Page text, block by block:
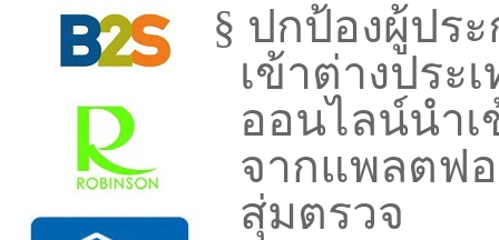
§ ปกป้องผู้ปร
เข้าต่างประ
ออนไลน์นำ
จากแพลตฟ
สุ่มตรวจ